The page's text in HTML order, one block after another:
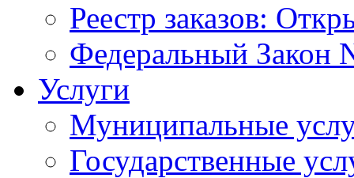
Реестр заказов:
Федеральный Закон
Услуги
Муниципальные
Государственные